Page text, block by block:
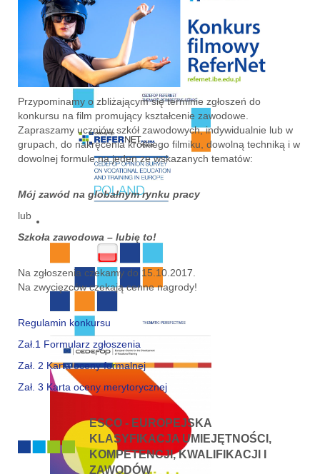
Przypominamy o zbliżającym się terminie zgłoszeń do
konkursu na film promujący kształcenie zawodowe.
Zapraszamy uczniów szkół zawodowych, indywidualnie lub w
grupach, do nakręcenia krótkiego filmiku, dowolną techniką i w
dowolnej formule na jeden ze wskazanych tematów:
Mój zawód na globalnym rynku pracy
lub
Szkoła zawodowa – lubię to!
Na zgłoszenia czekamy do 15.10.2017.
Na zwycięzców czekają cenne nagrody!
Regulamin konkursu
Zał.1 Formularz zgłoszenia
Zał. 2 Karta oceny formalnej
Zał. 3 Karta oceny merytorycznej
ESCO - EUROPEJSKA
KLASYFIKACJA UMIEJĘTNOŚCI,
KOMPETENCJI, KWALIFIKACJI I
ZAWODÓW